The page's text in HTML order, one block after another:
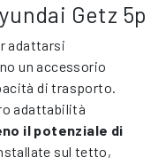
Getz 5p
adattarsi
un accessorio
di trasporto.
adattabilità
il potenziale di
sul tetto,